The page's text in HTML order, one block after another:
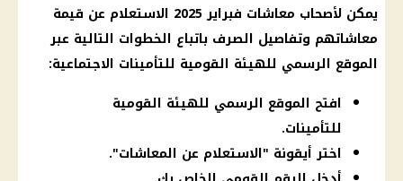
يمكن لأصحاب معاشات فبراير 2025
الاستعلام عن قيمة
معاشاتهم وتفاصيل الصرف باتباع الخطوات التالية عبر
الموقع الرسمي للهيئة القومية للتأمينات الاجتماعية:
افتح الموقع الرسمي للهيئة القومية
للتأمينات.
اختر أيقونة "الاستعلام عن المعاشات".